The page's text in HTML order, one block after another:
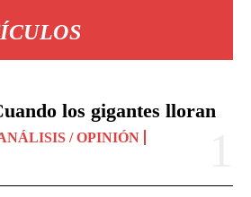
los gigantes lloran
/ OPINIÓN